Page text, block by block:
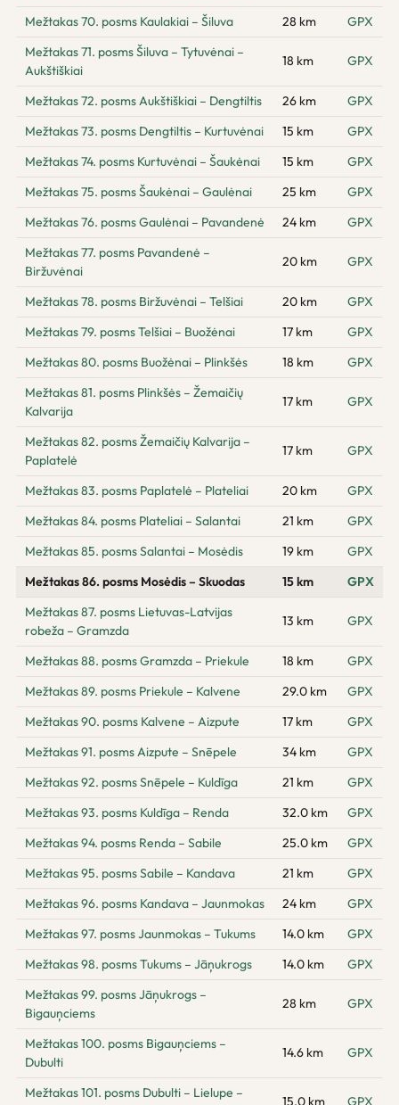
Mežtakas 70. posms Kaulakiai – Šiluva
28 km
GPX
Mežtakas 71. posms Šiluva – Tytuvėnai –
Aukštiškiai
18 km GPX
Mežtakas 72. posms Aukštiškiai – Dengtiltis 26 km
GPX
Mežtakas 73. posms Dengtiltis – Kurtuvėnai
15 km
GPX
Mežtakas 74. posms Kurtuvėnai – Šaukėnai
15 km
GPX
Mežtakas 75. posms Šaukėnai – Gaulėnai
25 km
GPX
Mežtakas 76. posms Gaulėnai – Pavandenė
24 km
GPX
Mežtakas 77. posms Pavandenė –
Biržuvėnai
20 km GPX
Mežtakas 78. posms Biržuvėnai – Telšiai 20 km
GPX
Mežtakas 79. posms Telšiai – Buožėnai
17 km
GPX
Mežtakas 80. posms Buožėnai – Plinkšės
18 km
GPX
Mežtakas 81. posms Plinkšės – Žemaičių
Kalvarija
17 km GPX
Mežtakas 82. posms Žemaičių Kalvarija –
Paplatelė
17 km GPX
Mežtakas 83. posms Paplatelė – Plateliai 20 km
GPX
Mežtakas 84. posms Plateliai – Salantai
21 km
GPX
Mežtakas 85. posms Salantai – Mosėdis
19 km
GPX
Mežtakas 86. posms Mosėdis – Skuodas
15 km
GPX
Mežtakas 87. posms Lietuvas-Latvijas
robeža – Gramzda
13 km GPX
Mežtakas 88. posms Gramzda – Priekule 18 km
GPX
Mežtakas 89. posms Priekule – Kalvene
29.0 km
GPX
Mežtakas 90. posms Kalvene – Aizpute
17 km
GPX
Mežtakas 91. posms Aizpute – Snēpele
34 km
GPX
Mežtakas 92. posms Snēpele – Kuldīga
21 km
GPX
Mežtakas 93. posms Kuldīga – Renda
32.0 km
GPX
Mežtakas 94. posms Renda – Sabile
25.0 km
GPX
Mežtakas 95. posms Sabile – Kandava
21 km
GPX
Mežtakas 96. posms Kandava – Jaunmokas
24 km
GPX
Mežtakas 97. posms Jaunmokas – Tukums
14.0 km
GPX
Mežtakas 98. posms Tukums – Jāņukrogs
14.0 km
GPX
Mežtakas 99. posms Jāņukrogs –
Bigauņciems
28 km GPX
Mežtakas 100. posms Bigauņciems –
Dubulti
14.6 km GPX
Mežtakas 101. posms Dubulti – Lielupe –
15.0 km GPX